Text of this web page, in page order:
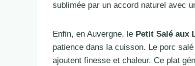
sublimée par un accord naturel avec
Enfin, en Auvergne, le Petit Salé aux
patience dans la cuisson. Le porc
ajoutent finesse et chaleur. Ce plat